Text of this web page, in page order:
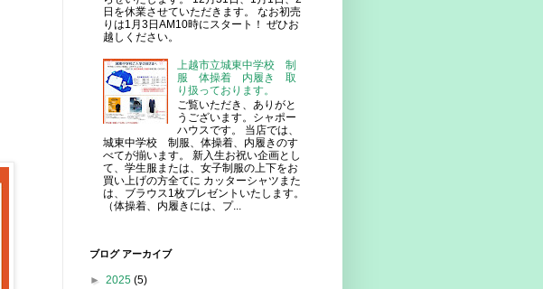
日を休業させていただきます。 なお初売
りは1月3日AM10時にスタート！ ぜひお
越しください。
上越市立城東中学校 制
服 体操着 内履き 取
り扱っております。
ご覧いただき、ありがと
うございます。シャポー
ハウスです。 当店では、
城東中学校 制服、体操着、内履きのす
べてが揃います。 新入生お祝い企画とし
て、学生服または、女子制服の上下をお
買い上げの方全てに カッターシャツまた
は、ブラウス1枚プレゼントいたします。
（体操着、内履きには、プ...
ブログ アーカイブ
► 2025 (5)